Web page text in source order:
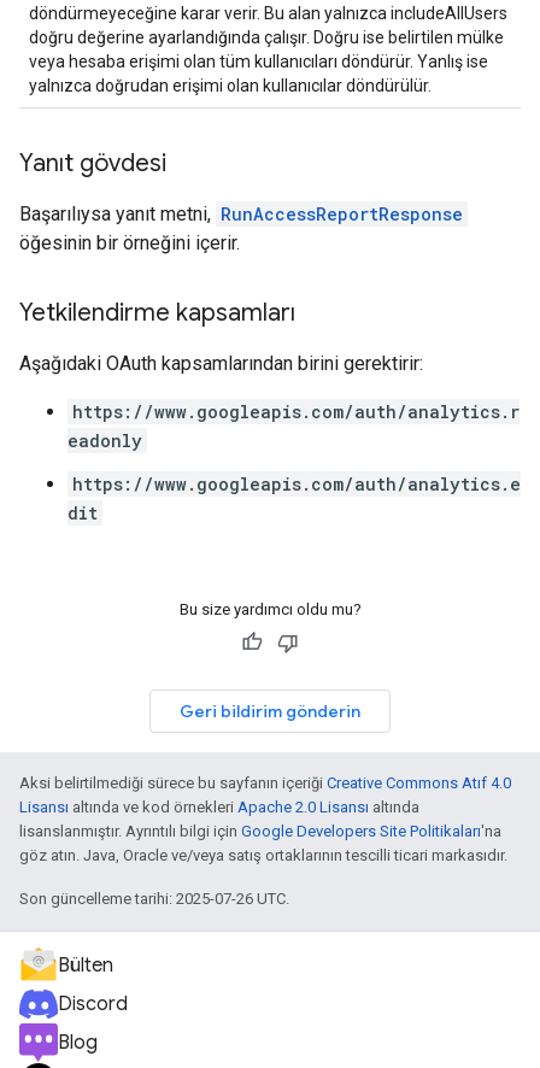
döndürmeyeceğine karar verir. Bu alan yalnızca includeAllUsers
doğru değerine ayarlandığında çalışır. Doğru ise belirtilen mülke
veya hesaba erişimi olan tüm kullanıcıları döndürür. Yanlış ise
yalnızca doğrudan erişimi olan kullanıcılar döndürülür.
Yanıt gövdesi
Başarılıysa yanıt metni, RunAccessReportResponse
öğesinin bir örneğini içerir.
Yetkilendirme kapsamları
Aşağıdaki OAuth kapsamlarından birini gerektirir:
https://www.googleapis.com/auth/analytics.r
eadonly
https://www.googleapis.com/auth/analytics.e
dit
Bu size yardımcı oldu mu?
Geri bildirim gönderin
Aksi belirtilmediği sürece bu sayfanın içeriği Creative Commons Atıf 4.0
Lisansı altında ve kod örnekleri Apache 2.0 Lisansı altında
lisanslanmıştır. Ayrıntılı bilgi için Google Developers Site Politikaları'na
göz atın. Java, Oracle ve/veya satış ortaklarının tescilli ticari markasıdır.
Son güncelleme tarihi: 2025-07-26 UTC.
Bülten
Discord
Blog